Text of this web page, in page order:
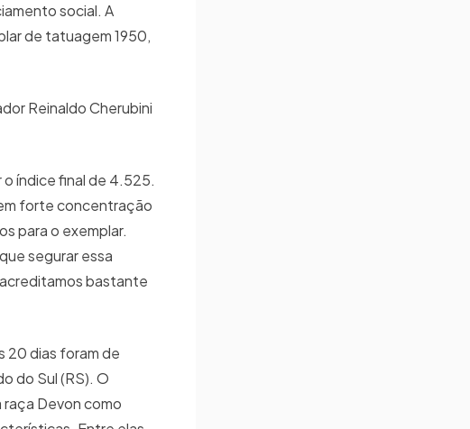
social. A
de tatuagem 1950,
Reinaldo Cherubini
o índice final de 4.525.
forte concentração
para o exemplar.
segurar essa
bastante
20 dias foram de
do Sul (RS). O
Devon como